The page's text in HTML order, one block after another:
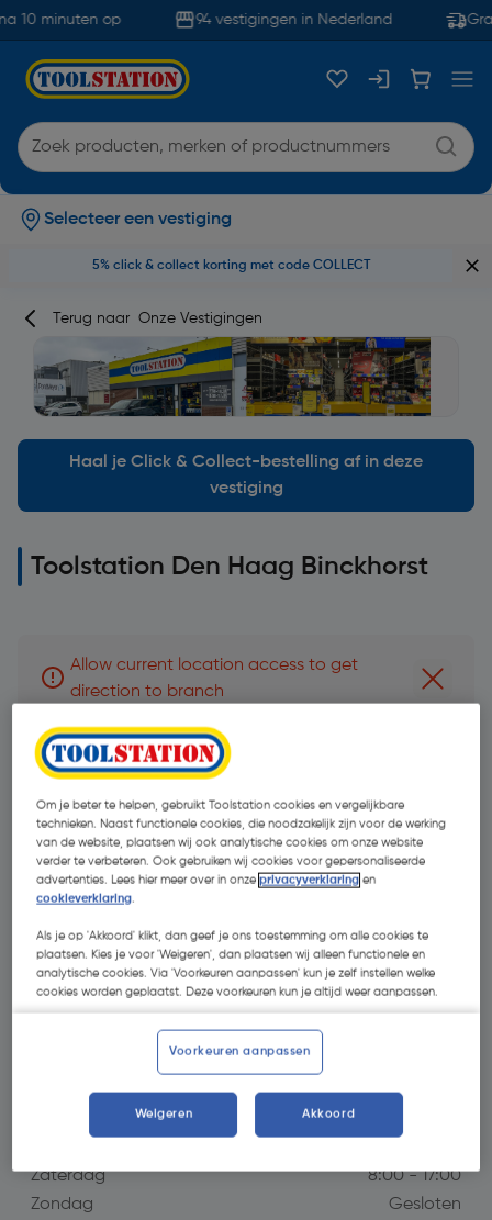
minuten op 94 vestigingen in Nederland
Selecteer een vestiging
5% click & collect korting met code COLLECT
Terug naar Onze Vestigingen
Haal je Click & Collect-bestelling af in deze
vestiging
Toolstation Den Haag Binckhorst
Allow current location access to get
direction to branch
Adres:
Routebeschrijving
Openingstijdstip
Woensdag
7:00 - 18:00
Zaterdag
8:00 - 17:00
Zondag
Gesloten
Om je beter te helpen, gebruikt Toolstation cookies en vergelijkbare
technieken. Naast functionele cookies, die noodzakelijk zijn voor de werking
van de website, plaatsen wij ook analytische cookies om onze website
verder te verbeteren. Ook gebruiken wij cookies voor gepersonaliseerde
advertenties. Lees hier meer over in onzeprivacyverklaring en
cookieverklaring.
Als je op 'Akkoord' klikt, dan geef je ons toestemming om alle cookies te
plaatsen. Kies je voor 'Weigeren', dan plaatsen wij alleen functionele en
analytische cookies. Via 'Voorkeuren aanpassen' kun je zelf instellen welke
cookies worden geplaatst. Deze voorkeuren kun je altijd weer aanpassen.
Voorkeuren aanpassen
Weigeren Akkoord